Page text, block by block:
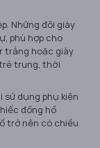
Những đôi giày
phù hợp cho
trắng hoặc giày
trung, thời
sử dụng phụ kiện
đồng hồ
trở nên có chiều